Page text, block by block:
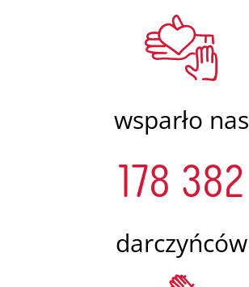
wsparło nas
178 382
darczyńców